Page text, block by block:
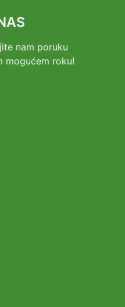
nam poruku
mogućem roku!